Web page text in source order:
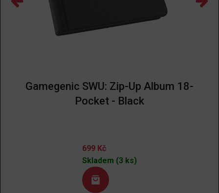
Gamegenic SWU: Zip-Up Album 18-
Pocket - Black
699 Kč
Skladem (3 ks)